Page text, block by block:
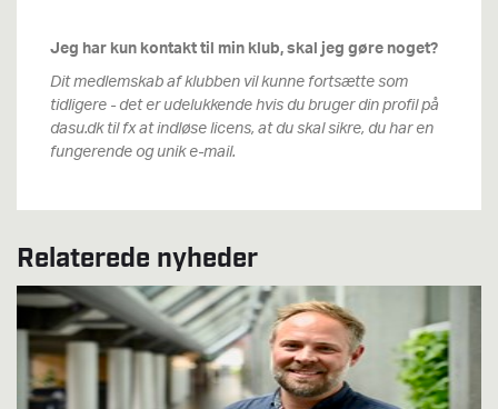
Jeg har kun kontakt til min klub, skal jeg gøre noget?
Dit medlemskab af klubben vil kunne fortsætte som
tidligere - det er udelukkende hvis du bruger din profil på
dasu.dk til fx at indløse licens, at du skal sikre, du har en
fungerende og unik e-mail.
Relaterede nyheder